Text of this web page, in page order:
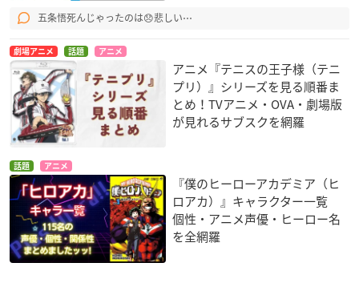
五条悟死んじゃったのは😞悲しい⋯
劇場アニメ 話題 アニメ
アニメ『テニスの王子様（テニ
プリ）』シリーズを見る順番ま
とめ！TVアニメ・OVA・劇場版
が見れるサブスクを網羅
話題 アニメ
『僕のヒーローアカデミア（ヒ
ロアカ）』キャラクター一覧
個性・アニメ声優・ヒーロー名
を全網羅